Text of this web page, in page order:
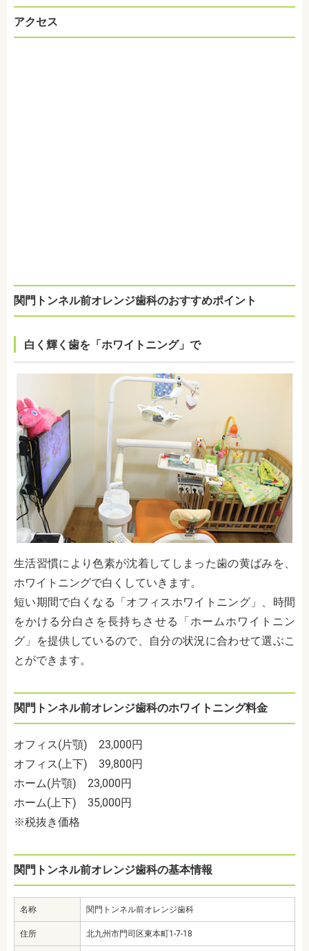
アクセス
関門トンネル前オレンジ歯科のおすすめポイント
白く輝く歯を「ホワイトニング」で
生活習慣により色素が沈着してしまった歯の黄ばみを、
ホワイトニングで白くしていきます。
短い期間で白くなる「オフィスホワイトニング」、時間
をかける分白さを長持ちさせる「ホームホワイトニン
グ」を提供しているので、自分の状況に合わせて選ぶこ
とができます。
関門トンネル前オレンジ歯科のホワイトニング料金
オフィス(片顎) 23,000円
オフィス(上下) 39,800円
ホーム(片顎) 23,000円
ホーム(上下) 35,000円
※税抜き価格
関門トンネル前オレンジ歯科の基本情報
名称 関門トンネル前オレンジ歯科
住所 北九州市門司区東本町1-7-18